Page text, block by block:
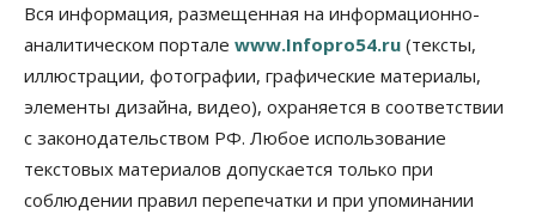
Вся информация, размещенная на информационно-
аналитическом портале www.Infopro54.ru (тексты,
иллюстрации, фотографии, графические материалы,
элементы дизайна, видео), охраняется в соответствии
с законодательством РФ. Любое использование
текстовых материалов допускается только при
соблюдении правил перепечатки и при упоминании